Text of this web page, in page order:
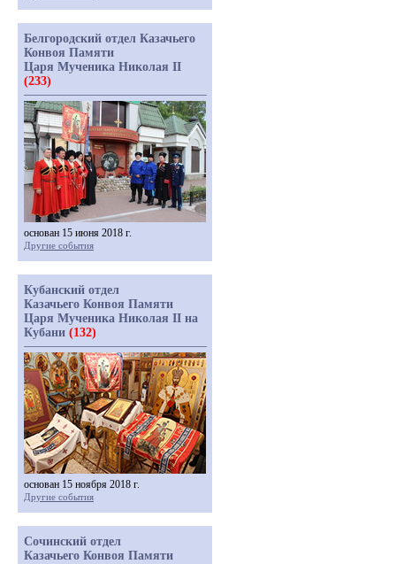
Белгородский отдел Казачьего
Конвоя Памяти
Царя Мученика Николая II
(233)
основан 15 июня 2018 г.
Другие события
Кубанский отдел
Казачьего Конвоя Памяти
Царя Мученика Николая II на
Кубани (132)
основан 15 ноября 2018 г.
Другие события
Сочинский отдел
Казачьего Конвоя Памяти